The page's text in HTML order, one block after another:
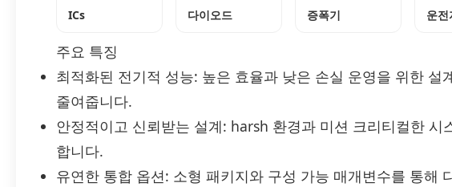
ICs 다이오드 증폭기 운전
주요 특징
최적화된 전기적 성능: 높은 효율과 낮은 손실 운영을 위한 설
줄여줍니다.
안정적이고 신뢰받는 설계: harsh 환경과 미션 크리티컬한 시
합니다.
유연한 통합 옵션: 소형 패키지와 구성 가능 매개변수를 통해